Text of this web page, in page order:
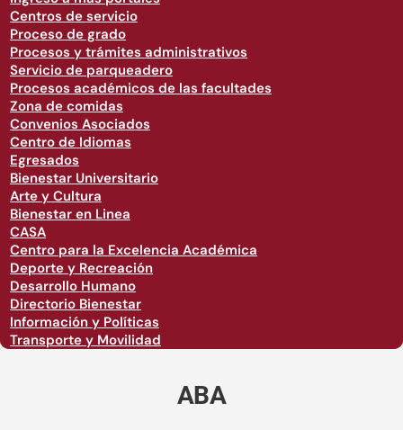
Centros de servicio
Proceso de grado
Procesos y trámites administrativos
Servicio de parqueadero
Procesos académicos de las facultades
Zona de comidas
Convenios Asociados
Centro de Idiomas
Egresados
Bienestar Universitario
Arte y Cultura
Bienestar en Linea
CASA
Centro para la Excelencia Académica
Deporte y Recreación
Desarrollo Humano
Directorio Bienestar
Información y Políticas
Transporte y Movilidad
ABA